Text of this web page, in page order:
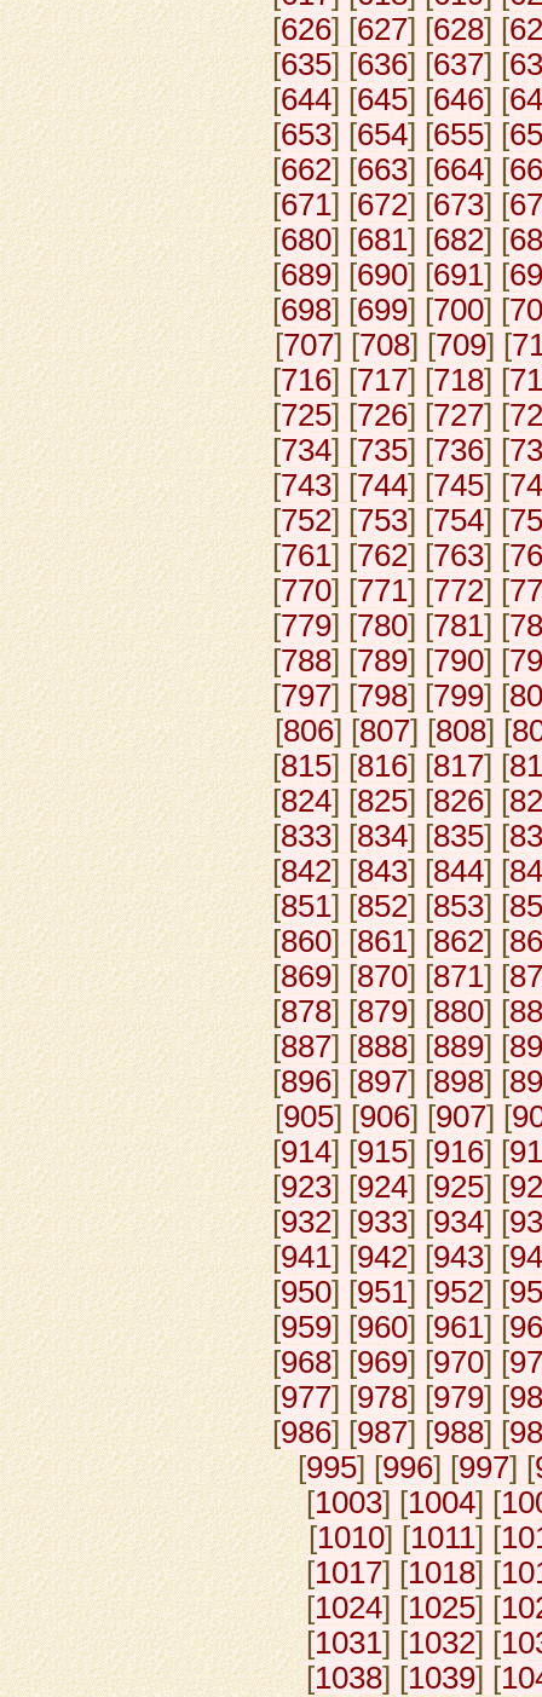
[626] [627] [628] [
[635] [636] [637] [
[644] [645] [646] [
[653] [654] [655] [
[662] [663] [664] [
[671] [672] [673] [
[680] [681] [682] [
[689] [690] [691] [
[698] [699] [700] [
[707] [708] [709] [
[716] [717] [718] [
[725] [726] [727] [
[734] [735] [736] [
[743] [744] [745] [
[752] [753] [754] [
[761] [762] [763] [
[770] [771] [772] [
[779] [780] [781] [
[788] [789] [790] [
[797] [798] [799] [
[806] [807] [808] [
[815] [816] [817] [
[824] [825] [826] [
[833] [834] [835] [
[842] [843] [844] [
[851] [852] [853] [
[860] [861] [862] [
[869] [870] [871] [
[878] [879] [880] [
[887] [888] [889] [
[896] [897] [898] [
[905] [906] [907] [
[914] [915] [916] [
[923] [924] [925] [
[932] [933] [934] [
[941] [942] [943] [
[950] [951] [952] [
[959] [960] [961] [
[968] [969] [970] [
[977] [978] [979] [
[986] [987] [988] [
[995] [996] [997] [
[1003] [1004] [
[1010] [1011] [
[1017] [1018] [
[1024] [1025] [
[1031] [1032] [
[1038] [1039] [